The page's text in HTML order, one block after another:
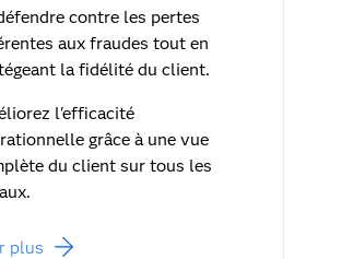
contre les pertes
aux fraudes tout en
la fidélité du client.
l'efficacité
grâce à une vue
du client sur tous les
plus